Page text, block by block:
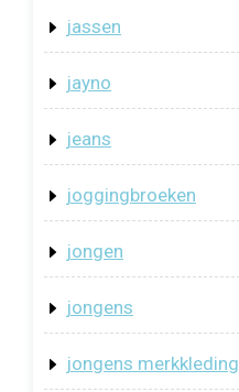
jassen
jayno
jeans
joggingbroeken
jongen
jongens
jongens merkkleding